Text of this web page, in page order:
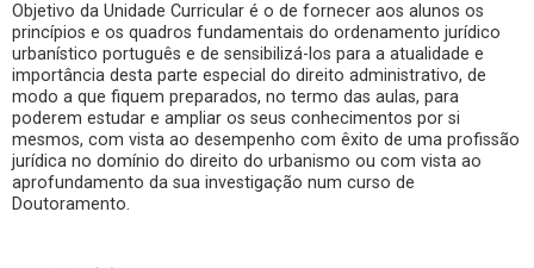
Objetivo da Unidade Curricular é o de fornecer aos alunos os
princípios e os quadros fundamentais do ordenamento jurídico
urbanístico português e de sensibilizá-los para a atualidade e
importância desta parte especial do direito administrativo, de
modo a que fiquem preparados, no termo das aulas, para
poderem estudar e ampliar os seus conhecimentos por si
mesmos, com vista ao desempenho com êxito de uma profissão
jurídica no domínio do direito do urbanismo ou com vista ao
aprofundamento da sua investigação num curso de
Doutoramento.